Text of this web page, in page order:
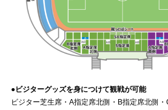
●ビジターグッズを身につけて観戦が可能
ビジター芝生席・A指定席北側・B指定席北側